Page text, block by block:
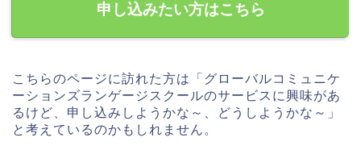
申し込みたい方はこちら
こちらのページに訪れた方は「グローバルコミュニケ
ーションズランゲージスクールのサービスに興味があ
るけど、申し込みしようかな～、どうしようかな～」
と考えているのかもしれません。